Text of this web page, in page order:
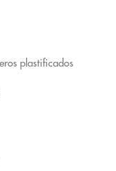
plastificados